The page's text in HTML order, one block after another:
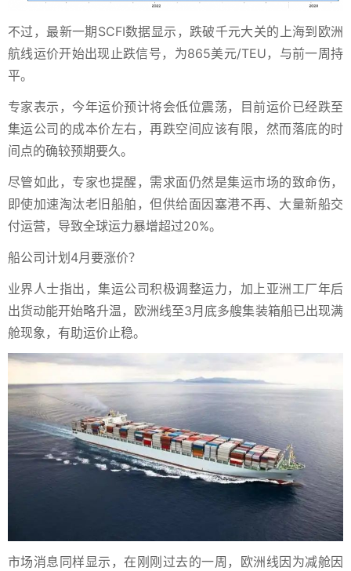
不过，最新一期SCFI数据显示，跌破千元大关的上海到欧洲
航线运价开始出现止跌信号，为865美元/TEU，与前一周持
平。
专家表示，今年运价预计将会低位震荡，目前运价已经跌至
集运公司的成本价左右，再跌空间应该有限，然而落底的时
间点的确较预期要久。
尽管如此，专家也提醒，需求面仍然是集运市场的致命伤，
即使加速淘汰老旧船舶，但供给面因塞港不再、大量新船交
付运营，导致全球运力暴增超过20%。
船公司计划4月要涨价？
业界人士指出，集运公司积极调整运力，加上亚洲工厂年后
出货动能开始略升温，欧洲线至3月底多艘集装箱船已出现满
舱现象，有助运价止稳。
市场消息同样显示，在刚刚过去的一周，欧洲线因为减舱因